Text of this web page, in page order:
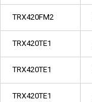
TRX420FM2
TRX420TE1
TRX420TE1
TRX420TE1